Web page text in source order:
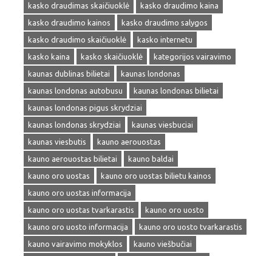
kasko draudimas skaičiuoklė
kasko draudimo kaina
kasko draudimo kainos
kasko draudimo salygos
kasko draudimo skaičiuoklė
kasko internetu
kasko kaina
kasko skaičiuoklė
kategorijos vairavimo
kaunas dublinas bilietai
kaunas londonas
kaunas londonas autobusu
kaunas londonas bilietai
kaunas londonas pigus skrydziai
kaunas londonas skrydziai
kaunas viesbuciai
kaunas viesbutis
kauno aerouostas
kauno aerouostas bilietai
kauno baldai
kauno oro uostas
kauno oro uostas bilietu kainos
kauno oro uostas informacija
kauno oro uostas tvarkarastis
kauno oro uosto
kauno oro uosto informacija
kauno oro uosto tvarkarastis
kauno vairavimo mokyklos
kauno viešbučiai